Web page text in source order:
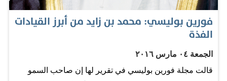
وأكد الجانبان مواصلة تعاون البلدين في محاربة الإرهاب
والتصدي للأعمال التي تقوض الأمن والسلم العالميين
فورين بوليسي: محمد بن زايد من أبرز القيادات
الفذة
الجمعة ٠٤ مارس ٢٠١٦
قالت مجلة فورين بوليسي في تقرير لها إن صاحب السمو